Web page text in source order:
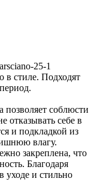
25-1
в стиле. Подходят
позволяет соблюсти
отказывать себе в
и подкладкой из
влагу.
закреплена, что
Благодаря
уходе и стильно